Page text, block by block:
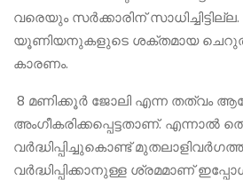
വരെയും സർക്കാരിന്
യൂണിയനുകളുടെ ശക്തമായ
കാരണം.
8 മണിക്കൂർ ജോലി എന്ന തത്വം
അംഗീകരിക്കപ്പെട്ടതാണ്. എന്നാൽ
വർദ്ധിപ്പിച്ചുകൊണ്ട്
വർദ്ധിപ്പിക്കാനുള്ള ശ്രമമാണ്